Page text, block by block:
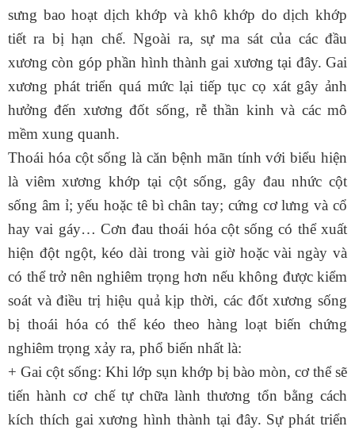
sưng bao hoạt dịch khớp và khô khớp do dịch khớp
tiết ra bị hạn chế. Ngoài ra, sự ma sát của các đầu
xương còn góp phần hình thành gai xương tại đây. Gai
xương phát triển quá mức lại tiếp tục cọ xát gây ảnh
hưởng đến xương đốt sống, rễ thần kinh và các mô
mềm xung quanh.
Thoái hóa cột sống là căn bệnh mãn tính với biểu hiện
là viêm xương khớp tại cột sống, gây đau nhức cột
sống âm ỉ; yếu hoặc tê bì chân tay; cứng cơ lưng và cổ
hay vai gáy… Cơn đau thoái hóa cột sống có thể xuất
hiện đột ngột, kéo dài trong vài giờ hoặc vài ngày và
có thể trở nên nghiêm trọng hơn nếu không được kiểm
soát và điều trị hiệu quả kịp thời, các đốt xương sống
bị thoái hóa có thể kéo theo hàng loạt biến chứng
nghiêm trọng xảy ra, phổ biến nhất là:
+ Gai cột sống: Khi lớp sụn khớp bị bào mòn, cơ thể sẽ
tiến hành cơ chế tự chữa lành thương tổn bằng cách
kích thích gai xương hình thành tại đây. Sự phát triển